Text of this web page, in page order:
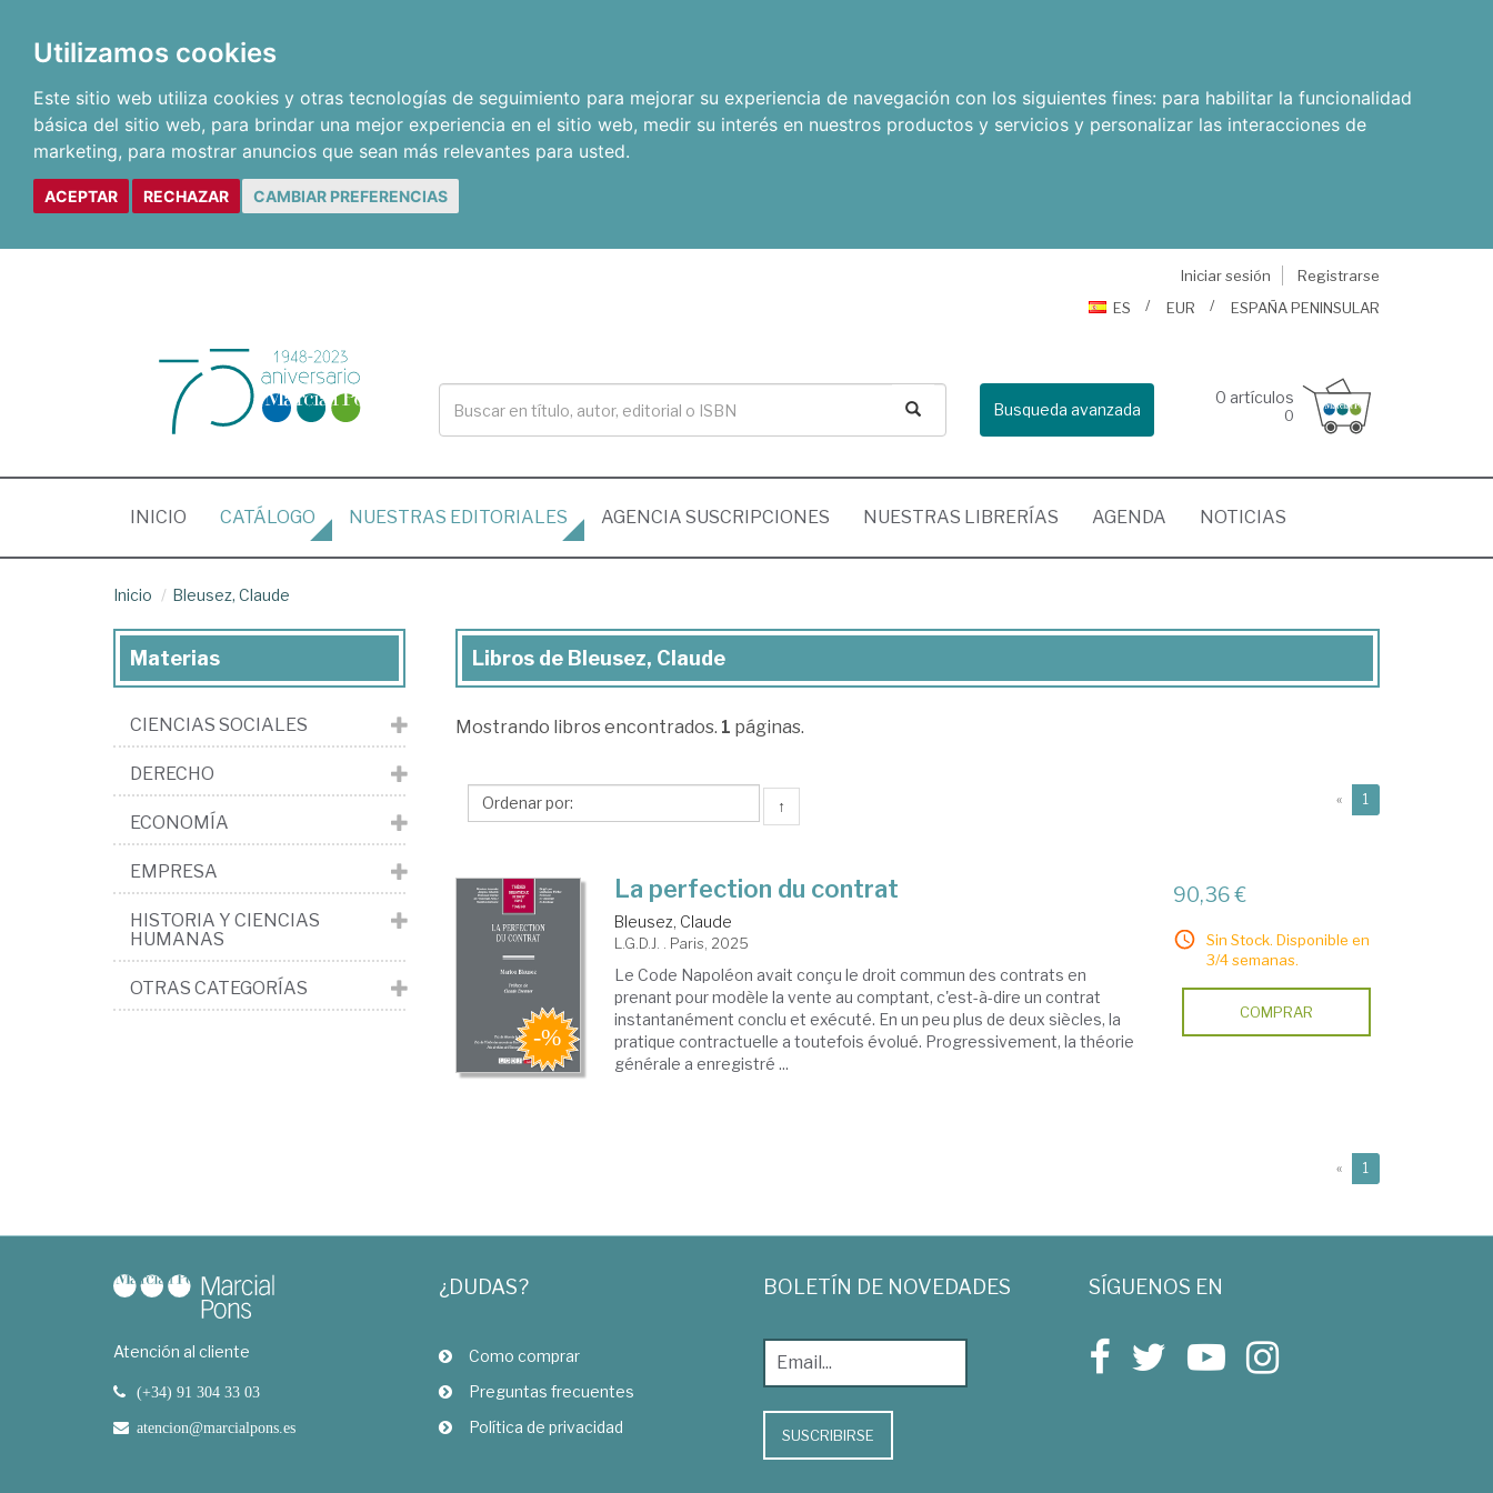
Utilizamos cookies
Este sitio web utiliza cookies y otras tecnologías de seguimiento para mejorar su experiencia de navegación con los siguientes fines: para habilitar la funcionalidad
básica del sitio web, para brindar una mejor experiencia en el sitio web, medir su interés en nuestros productos y servicios y personalizar las interacciones de
marketing, para mostrar anuncios que sean más relevantes para usted.
ACEPTAR RECHAZAR CAMBIAR PREFERENCIAS
Iniciar sesión
Registrarse
ES
EUR ESPAÑA PENINSULAR
Busqueda avanzada
0 artículos
0
INICIO (CURRENT)
CATÁLOGO NUESTRAS EDITORIALES AGENCIA SUSCRIPCIONES NUESTRAS LIBRERÍAS AGENDA NOTICIAS
Inicio Bleusez, Claude
Libros
Bleusez,
Libros de Bleusez, Claude
Mostrando libros encontrados. 1 páginas.
↑ « 1
La perfection du contrat
Bleusez, Claude
L.G.D.J. . Paris, 2025
Le Code Napoléon avait conçu le droit commun des contrats en
prenant pour modèle la vente au comptant, c'est-à-dire un contrat
instantanément conclu et exécuté. En un peu plus de deux siècles, la
pratique contractuelle a toutefois évolué. Progressivement, la théorie
générale a enregistré ...
90,36 €
Sin Stock. Disponible en
3/4 semanas.
COMPRAR
« 1
Materias
CIENCIAS SOCIALES
DERECHO
ECONOMÍA
EMPRESA
HISTORIA Y CIENCIAS
HUMANAS
OTRAS CATEGORÍAS
Atención al cliente
(+34) 91 304 33 03
atencion@marcialpons.es
¿DUDAS?
Como comprar
Preguntas frecuentes
Política de privacidad
BOLETÍN DE NOVEDADES
SUSCRIBIRSE
SÍGUENOS EN